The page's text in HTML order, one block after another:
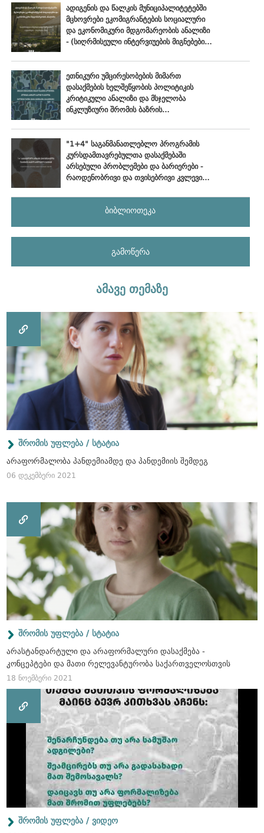
ადიგენის და წალკის მუნიციპალიტეტებში
მცხოვრები ეკომიგრანტების სოციალური
და ეკონომიკური მდგომარეობის ანალიზი
- (სიღრმისეული ინტერვიუების მიგნებები),
ეთნიკური უმცირესობების მიმართ
დასაქმების ხელშეწყობის პოლიტიკის
კრიტიკული ანალიზი და მსჯელობა
ინკლუზიური შრომის ბაზრის
"1+4" საგანმანათლებლო პროგრამის
კურსდამთავრებულთა დასაქმებაში
არსებული პრობლემები და ბარიერები -
რაოდენობრივი და თვისებრივი კვლევის
ბიბლიოთეკა
გამოწერა
ამავე თემაზე
შრომის უფლება / სტატია
არაფორმალობა პანდემიამდე და პანდემიის შემდეგ
06 დეკემბერი 2021
შრომის უფლება / სტატია
არასტანდარტული და არაფორმალური დასაქმება -
კონცეპტები და მათი რელევანტურობა საქართველოსთვის
18 ნოემბერი 2021
შრომის უფლება / ვიდეო